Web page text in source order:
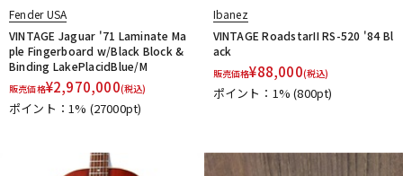
Fender USA
VINTAGE Jaguar '71 Laminate Ma
ple Fingerboard w/Black Block &
Binding LakePlacidBlue/M
販売価格¥2,970,000(税込)
ポイント：1% (27000pt)
Ibanez
VINTAGE RoadstarII RS-520 '84 Bl
ack
販売価格¥88,000(税込)
ポイント：1%(800pt)